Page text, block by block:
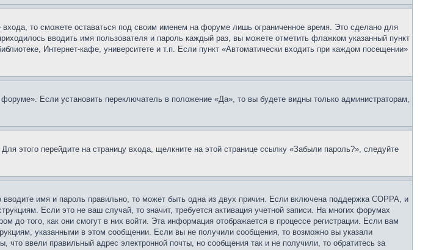
то сможете оставаться под своим именем на форуме лишь ограниченное время. Это сделано для
вводить имя пользователя и пароль каждый раз, вы можете отметить флажком указанный пункт
Интернет-кафе, университете и т.п. Если пункт «Автоматически входить при каждом посещении»
Если установить переключатель в положение «Да», то вы будете видны только администраторам,
этого перейдите на страницу входа, щелкните на этой странице ссылку «Забыли пароль?», следуйте
имя и пароль правильно, то может быть одна из двух причин. Если включена поддержка COPPA, и
Если это не ваш случай, то значит, требуется активация учетной записи. На многих форумах
до того, как они смогут в них войти. Эта информация отображается в процессе регистрации. Если вам
указанными в этом сообщении. Если вы не получили сообщения, то возможно вы указали
ввели правильный адрес электронной почты, но сообщения так и не получили, то обратитесь за